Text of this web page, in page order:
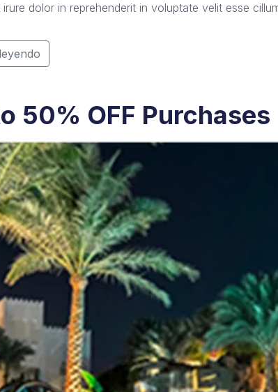
irure dolor in reprehenderit in voluptate velit esse
50% OFF Purchases